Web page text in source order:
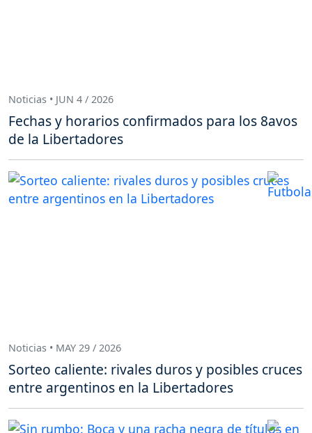
Noticias • JUN 4 / 2026
Fechas y horarios confirmados para los 8avos
de la Libertadores
Noticias • MAY 29 / 2026
Sorteo caliente: rivales duros y posibles cruces
entre argentinos en la Libertadores